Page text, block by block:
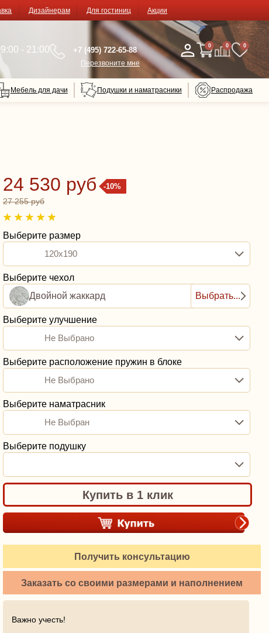
Дизайнерам Для гостиниц Акции
- 21:00 +7 (495) 722-65-88
Перезвоните мне
0 0 0
Мебель для дачи Подушки и наматрасники Распродажа
-10%
24 530 руб
27 255 руб
Выберите размер
120x190
Выберите чехол
Двойной жаккард
Выбрать...
Выберите улучшение
Не Выбрано
Выберите расположение пружин в блоке
Не Выбрано
Выберите наматрасник
Не Выбран
Выберите подушку
Купить в 1 клик
Получить консультацию
Заказать со своими размерами и наполнением
Важно учесть!